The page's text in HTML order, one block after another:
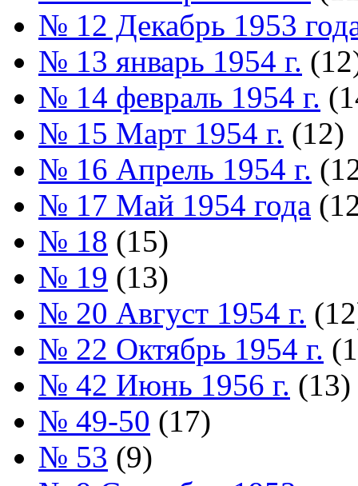
№ 12 Декабрь 1953
№ 13 январь 1954 г.
№ 14 февраль 1954 г.
№ 15 Март 1954 г. (12)
№ 16 Апрель 1954 г.
№ 17 Май 1954 года
№ 18 (15)
№ 19 (13)
№ 20 Август 1954 г.
№ 22 Октябрь 1954 г.
№ 42 Июнь 1956 г. (13)
№ 49-50 (17)
№ 53 (9)